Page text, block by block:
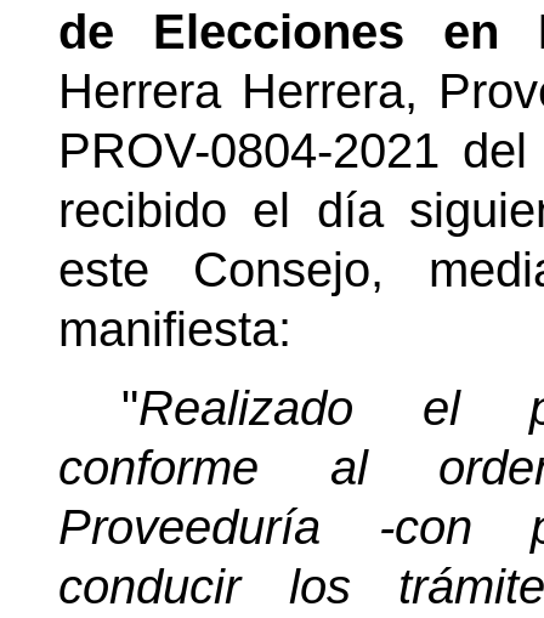
de Elecciones en
Herrera Herrera,
PROV-0804-2021
recibido el día
este Consejo,
manifiesta:
"Realizado el
conforme al
Proveeduría -con
conducir los